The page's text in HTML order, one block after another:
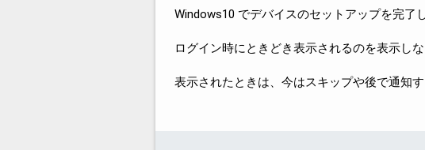
Windows10 でデバイスのセットアップを完了
ログイン時にときどき表示されるのを表示しな
表示されたときは、今はスキップや後で通知